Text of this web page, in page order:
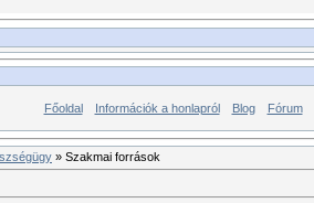
Főoldal Információk a honlapról Blog Fórum
» Szakmai források